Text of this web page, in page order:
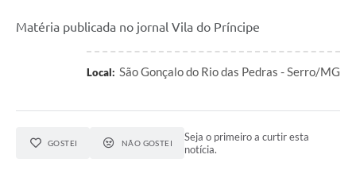
Matéria publicada no jornal Vila do Príncipe
Local: São Gonçalo do Rio das Pedras - Serro/MG
GOSTEI NÃO GOSTEI
Seja o primeiro a curtir esta
notícia.